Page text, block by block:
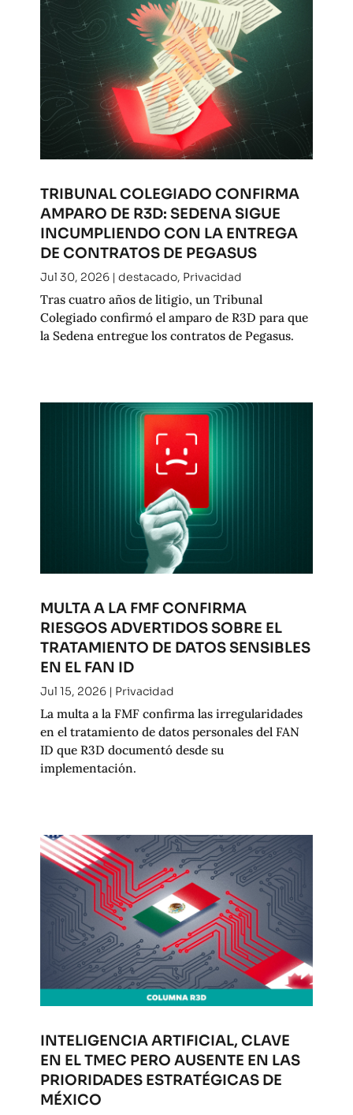
TRIBUNAL COLEGIADO CONFIRMA
AMPARO DE R3D: SEDENA SIGUE
INCUMPLIENDO CON LA ENTREGA
DE CONTRATOS DE PEGASUS
Jul 30, 2026| destacado, Privacidad
Tras cuatro años de litigio, un Tribunal
Colegiado confirmó el amparo de R3D para que
la Sedena entregue los contratos de Pegasus.
MULTA A LA FMF CONFIRMA
RIESGOS ADVERTIDOS SOBRE EL
TRATAMIENTO DE DATOS SENSIBLES
EN EL FAN ID
Jul 15, 2026| Privacidad
La multa a la FMF confirma las irregularidades
en el tratamiento de datos personales del FAN
ID que R3D documentó desde su
implementación.
INTELIGENCIA ARTIFICIAL, CLAVE
EN EL TMEC PERO AUSENTE EN LAS
PRIORIDADES ESTRATÉGICAS DE
MÉXICO